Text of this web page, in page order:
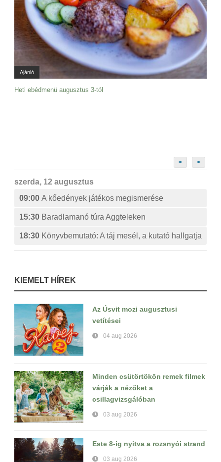
Ajánló
Heti ebédmenü augusztus 3-tól
< >
szerda, 12 augusztus
09:00 A kőedények játékos megismerése
15:30 Baradlamanó túra Aggteleken
18:30 Könyvbemutató: A táj mesél, a kutató hallgatja
KIEMELT HÍREK
Az Úsvit mozi augusztusi
vetítései
04 aug 2026
Minden csütörtökön remek filmek
várják a nézőket a
csillagvizsgálóban
03 aug 2026
Este 8-ig nyitva a rozsnyói strand
03 aug 2026